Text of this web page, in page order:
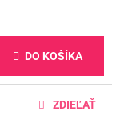
DO KOŠÍKA
ZDIEĽAŤ